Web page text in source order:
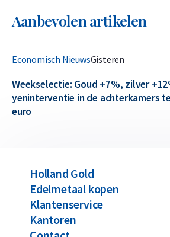
Aanbevolen artikelen
Economisch NieuwsGisteren
Weekselectie: Goud +7%, zilver
yeninterventie in de achterkamers
euro
Holland Gold
Edelmetaal kopen
Klantenservice
Kantoren